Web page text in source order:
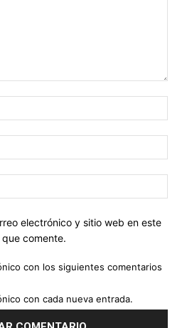
electrónico y sitio web en este
comente.
con los siguientes comentarios
con cada nueva entrada.